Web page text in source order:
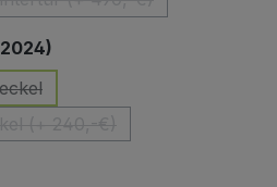
nicht verfügbar.)
ist zurzeit nicht verfügbar.)
Option ist zurzeit nicht verfügbar.)